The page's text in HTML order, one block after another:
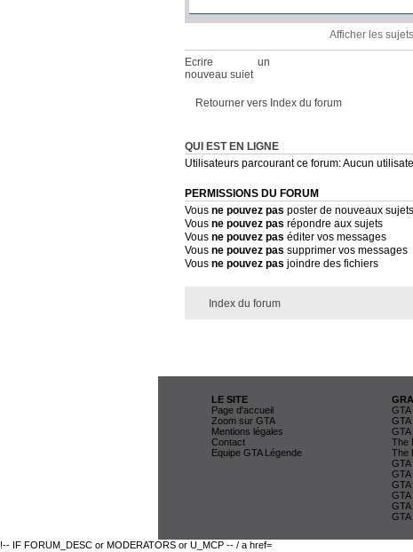
Afficher les
Ecrire un
nouveau sujet
Retourner vers Index du forum
QUI EST EN LIGNE
Utilisateurs parcourant ce forum: Aucun
PERMISSIONS DU FORUM
Vous ne pouvez pas poster de nouveaux sujets
Vous ne pouvez pas répondre aux sujets
Vous ne pouvez pas éditer vos messages
Vous ne pouvez pas supprimer vos messages
Vous ne pouvez pas joindre des fichiers
Index du forum
LE SITE
Page d'accueil
Zoom sur GTA
Mentions légales
Contact
Equipe GTA Légende
GTA
GTA
GTA
The
The
GTA
GTA
GTA
GTA
GTA
GTA
!-- IF FORUM_DESC or MODERATORS or U_MCP -- / a href=